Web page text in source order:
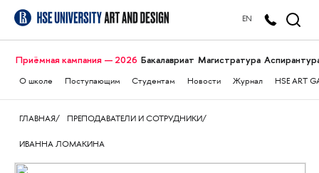
EN
Приёмная кампания — 2026 Бакалавриат Магистратура
О школе Поступающим Студентам Новости Журнал HSE ART
ГЛАВНАЯ ПРЕПОДАВАТЕЛИ И СОТРУДНИКИ
ИВАННА ЛОМАКИНА